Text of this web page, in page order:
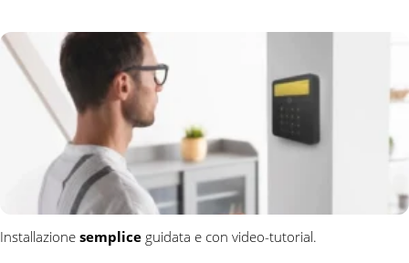
Installazione semplice guidata e con video-tutorial.